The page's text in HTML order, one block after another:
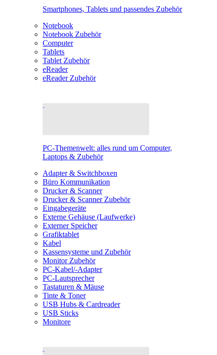
Smartphones, Tablets und passendes Zubehör
Notebook
Notebook Zubehör
Computer
Tablets
Tablet Zubehör
eReader
eReader Zubehör
PC-Themenwelt: alles rund um Computer,
Laptops & Zubehör
Adapter & Switchboxen
Büro Kommunikation
Drucker & Scanner
Drucker & Scanner Zubehör
Eingabegeräte
Externe Gehäuse (Laufwerke)
Externer Speicher
Grafiktablet
Kabel
Kassensysteme und Zubehör
Monitor Zubehör
PC-Kabel/-Adapter
PC-Lautsprecher
Tastaturen & Mäuse
Tinte & Toner
USB Hubs & Cardreader
USB Sticks
Monitore